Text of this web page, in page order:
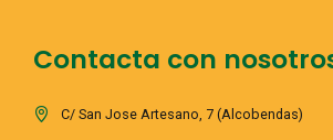
Contacta con
C/ San Jose Artesano, 7 (Alcobendas)